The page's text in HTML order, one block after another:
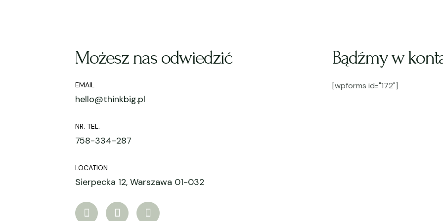
Możesz nas odwiedzić
EMAIL
hello@thinkbig.pl
NR. TEL.
758-334-287
LOCATION
Sierpecka 12, Warszawa 01-032
T
w
I
n
Y
o
Bądźmy w
[wpforms id="172"]